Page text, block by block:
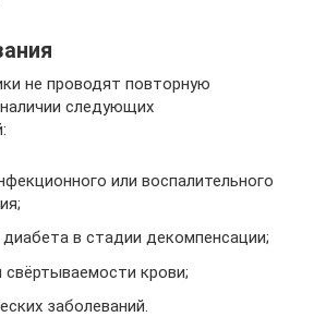
не проводят повторную
следующих
или воспалительного
диабета в стадии декомпенсации;
свёртываемости крови;
заболеваний.